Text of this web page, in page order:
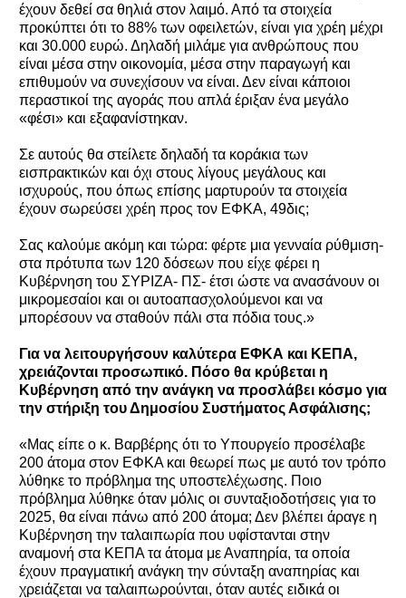
έχουν δεθεί σα θηλιά στον λαιμό. Από τα στοιχεία
προκύπτει ότι το 88% των οφειλετών, είναι για χρέη μέχρι
και 30.000 ευρώ. Δηλαδή μιλάμε για ανθρώπους που
είναι μέσα στην οικονομία, μέσα στην παραγωγή και
επιθυμούν να συνεχίσουν να είναι. Δεν είναι κάποιοι
περαστικοί της αγοράς που απλά έριξαν ένα μεγάλο
«φέσι» και εξαφανίστηκαν.
Σε αυτούς θα στείλετε δηλαδή τα κοράκια των
εισπρακτικών και όχι στους λίγους μεγάλους και
ισχυρούς, που όπως επίσης μαρτυρούν τα στοιχεία
έχουν σωρεύσει χρέη προς τον ΕΦΚΑ, 49δις;
Σας καλούμε ακόμη και τώρα: φέρτε μια γενναία ρύθμιση-
στα πρότυπα των 120 δόσεων που είχε φέρει η
Κυβέρνηση του ΣΥΡΙΖΑ- ΠΣ- έτσι ώστε να ανασάνουν οι
μικρομεσαίοι και οι αυτοαπασχολούμενοι και να
μπορέσουν να σταθούν πάλι στα πόδια τους.»
Για να λειτουργήσουν καλύτερα ΕΦΚΑ και ΚΕΠΑ,
χρειάζονται προσωπικό. Πόσο θα κρύβεται η
Κυβέρνηση από την ανάγκη να προσλάβει κόσμο για
την στήριξη του Δημοσίου Συστήματος Ασφάλισης;
«Μας είπε ο κ. Βαρβέρης ότι το Υπουργείο προσέλαβε
200 άτομα στον ΕΦΚΑ και θεωρεί πως με αυτό τον τρόπο
λύθηκε το πρόβλημα της υποστελέχωσης. Ποιο
πρόβλημα λύθηκε όταν μόλις οι συνταξιοδοτήσεις για το
2025, θα είναι πάνω από 200 άτομα; Δεν βλέπει άραγε η
Κυβέρνηση την ταλαιπωρία που υφίστανται στην
αναμονή στα ΚΕΠΑ τα άτομα με Αναπηρία, τα οποία
έχουν πραγματική ανάγκη την σύνταξη αναπηρίας και
χρειάζεται να ταλαιπωρούνται, όταν αυτές ειδικά οι